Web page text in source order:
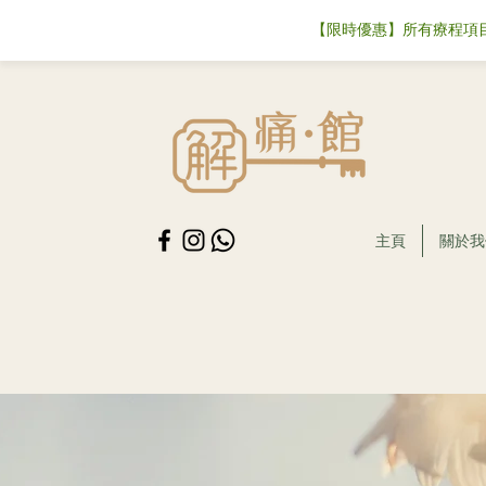
【限時優惠】所有療程
主頁 關於